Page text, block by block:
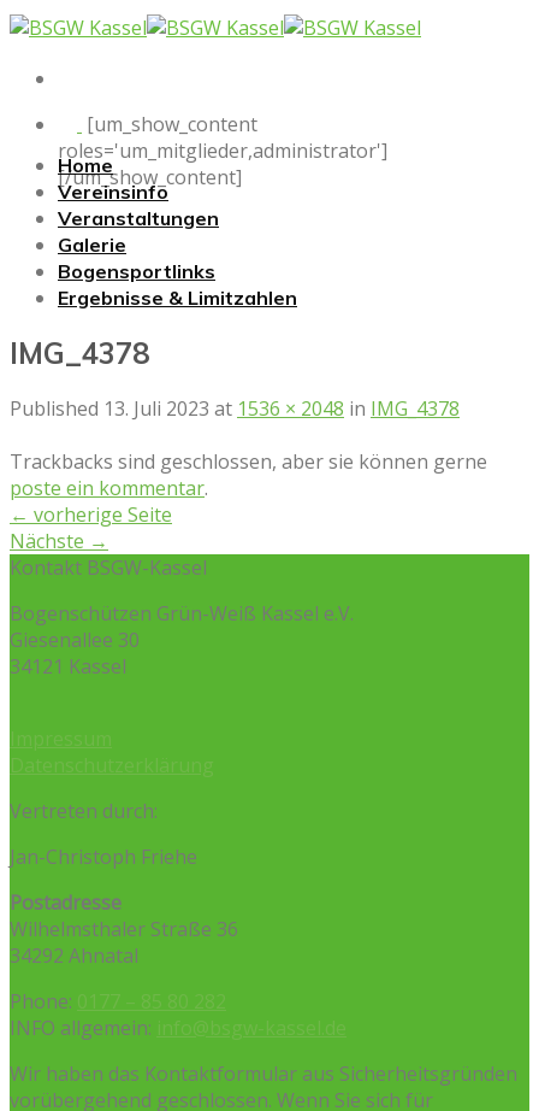
Skip
content
[um_show_content
roles='um_mitglieder,administrator']
[/um_show_content]
Home
Vereinsinfo
Veranstaltungen
Galerie
Bogensportlinks
Ergebnisse & Limitzahlen
IMG_4378
Published 13. Juli 2023 at 1536 × 2048 in IMG_4378
Trackbacks sind geschlossen, aber sie können gerne
poste ein kommentar.
← vorherige Seite
Nächste →
Kontakt BSGW-Kassel
Bogenschützen Grün-Weiß Kassel e.V.
Giesenallee 30
34121 Kassel
Impressum
Datenschutzerklärung
Vertreten durch:
Jan-Christoph Friehe
Postadresse
Wilhelmsthaler Straße 36
34292 Ahnatal
Phone: 0177 – 85 80 282
INFO allgemein: info@bsgw-kassel.de
Wir haben das Kontaktformular aus Sicherheitsgründen
vorübergehend geschlossen. Wenn Sie sich für